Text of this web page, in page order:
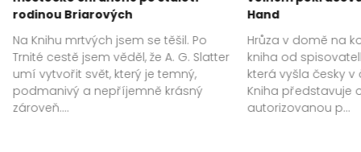
rodinou Briarových
Na Knihu mrtvých jsem se těšil. Po
Trnité cestě jsem věděl, že A. G. Slatter
umí vytvořit svět, který je temný,
podmanivý a nepříjemně krásný
zároveň....
Hand
Hrůza v domě na
kniha od
která vyšla česky v
Kniha představuje
autorizovanou p...